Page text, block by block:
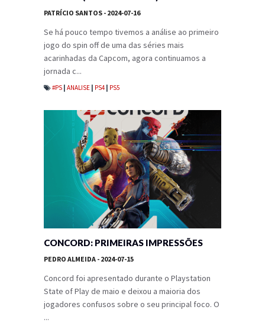
PATRÍCIO SANTOS - 2024-07-16
Se há pouco tempo tivemos a análise ao primeiro
jogo do spin off de uma das séries mais
acarinhadas da Capcom, agora continuamos a
jornada c...
#PS ANALISE PS4 PS5
CONCORD: PRIMEIRAS IMPRESSÕES
PEDRO ALMEIDA - 2024-07-15
Concord foi apresentado durante o Playstation
State of Play de maio e deixou a maioria dos
jogadores confusos sobre o seu principal foco. O
...